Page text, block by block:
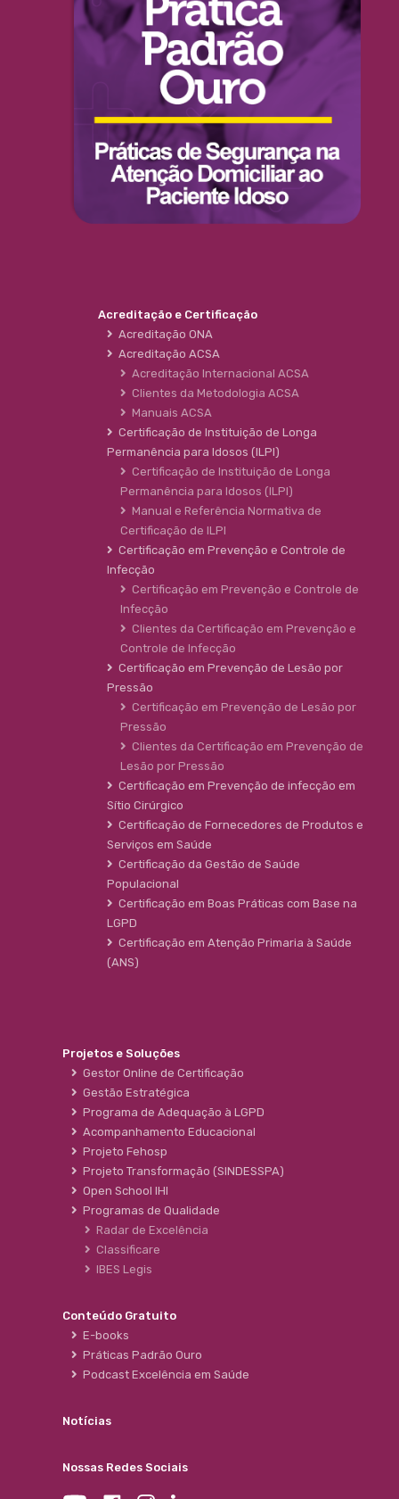
Acreditação e Certificação
Acreditação ONA
Acreditação ACSA
Acreditação Internacional ACSA
Clientes da Metodologia ACSA
Manuais ACSA
Certificação de Instituição de Longa
Permanência para Idosos (ILPI)
Certificação de Instituição de Longa
Permanência para Idosos (ILPI)
Manual e Referência Normativa de
Certificação de ILPI
Certificação em Prevenção e Controle de
Infecção
Certificação em Prevenção e Controle de
Infecção
Clientes da Certificação em Prevenção e
Controle de Infecção
Certificação em Prevenção de Lesão por
Pressão
Certificação em Prevenção de Lesão por
Pressão
Clientes da Certificação em Prevenção de
Lesão por Pressão
Certificação em Prevenção de infecção em
Sítio Cirúrgico
Certificação de Fornecedores de Produtos e
Serviços em Saúde
Certificação da Gestão de Saúde
Populacional
Certificação em Boas Práticas com Base na
LGPD
Certificação em Atenção Primaria à Saúde
(ANS)
Projetos e Soluções
Gestor Online de Certificação
Gestão Estratégica
Programa de Adequação à LGPD
Acompanhamento Educacional
Projeto Fehosp
Projeto Transformação (SINDESSPA)
Open School IHI
Programas de Qualidade
Radar de Excelência
Classificare
IBES Legis
Conteúdo Gratuito
E-books
Práticas Padrão Ouro
Podcast Excelência em Saúde
Notícias
Nossas Redes Sociais